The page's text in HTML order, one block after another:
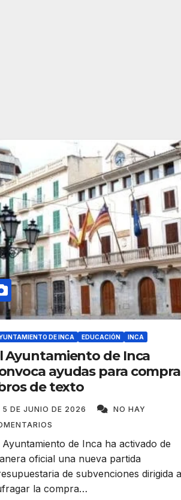
DE INCA EDUCACIÓN INCA
Ayuntamiento de Inca
ayudas para
de texto
5 DE JUNIO DE 2026
NO HAY
Ayuntamiento de Inca ha activado de
oficial una nueva partida
de subvenciones dirigida a
la compra…